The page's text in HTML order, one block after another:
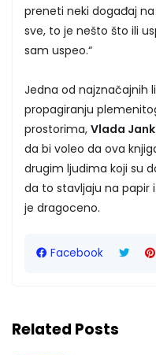
preneti neki događaj
sve, to je nešto što ili
sam uspeo.“
Jedna od najznačajnih
propagiranju
prostorima, Vlada
da bi voleo da ova
drugim ljudima koji su
da to stavljaju na papir
je dragoceno.
Facebook
Related Posts